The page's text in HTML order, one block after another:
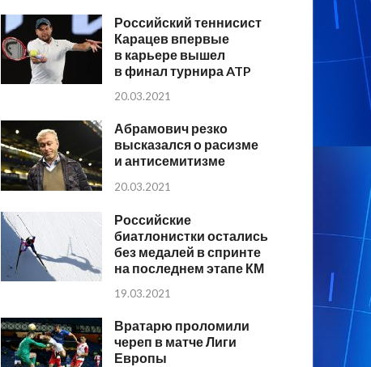
Российский теннисист
Карацев впервые
в карьере вышел
в финал турнира ATP
20.03.2021
Абрамович резко
высказался о расизме
и антисемитизме
20.03.2021
Российские
биатлонистки остались
без медалей в спринте
на последнем этапе КМ
19.03.2021
Вратарю проломили
череп в матче Лиги
Европы